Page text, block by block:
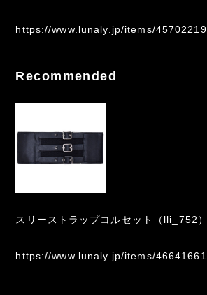
https://www.lunaly.jp/items/45702219
Recommended
スリーストラップコルセット（lli_752）
https://www.lunaly.jp/items/46641661